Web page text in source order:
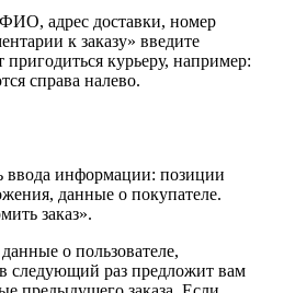
адрес доставки, номер
к заказу» введите
пригодиться курьеру, например:
справа налево.
ввода информации: позиции
данные о покупателе.
заказ».
о пользователе,
следующий раз предложит вам